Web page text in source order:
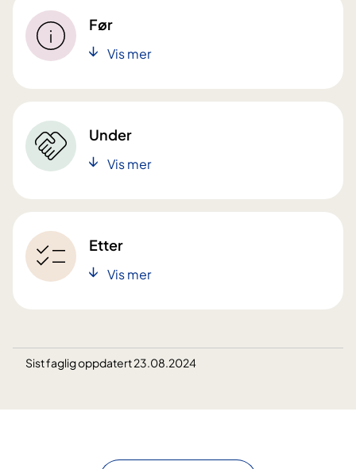
Før
Vis mer
Under
Vis mer
Etter
Vis mer
Sist faglig oppdatert 23.08.2024